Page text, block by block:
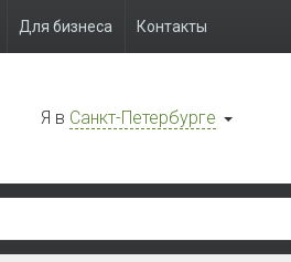
Для бизнеса Контакты
Я в Санкт-Петербурге